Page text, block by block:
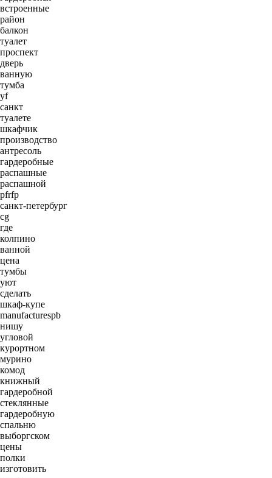
встроенные
район
балкон
туалет
проспект
дверь
ванную
тумба
yf
санкт
туалете
шкафчик
производство
антресоль
гардеробные
распашные
распашной
pfrfp
санкт-петербург
cg
где
колпино
ванной
цена
тумбы
уют
сделать
шкаф-купе
manufacturespb
нишу
угловой
курортном
мурино
комод
книжный
гардеробной
стеклянные
гардеробную
спальню
выборгском
цены
полки
изготовить